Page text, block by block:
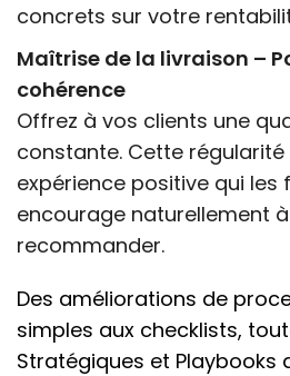
concrets sur votre
Maîtrise de la livraison –
cohérence
Offrez à vos clients une
constante. Cette régularité
expérience positive qui les
encourage naturellement
recommander.
Des améliorations de
simples aux checklists,
Stratégiques et Playbooks